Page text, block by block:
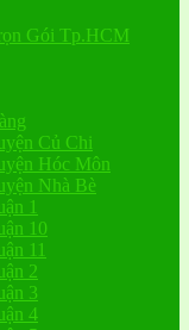
Gói Tp.HCM
Củ Chi
Hóc Môn
Nhà Bè
1
10
11
2
3
4